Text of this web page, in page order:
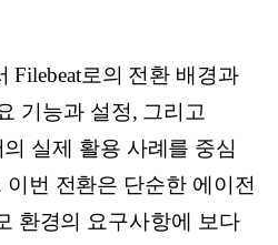
Filebeat로의 전환 배경과
기능과 설정, 그리고
실제 활용 사례를 중심
번 전환은 단순한 에이전
환경의 요구사항에 보다